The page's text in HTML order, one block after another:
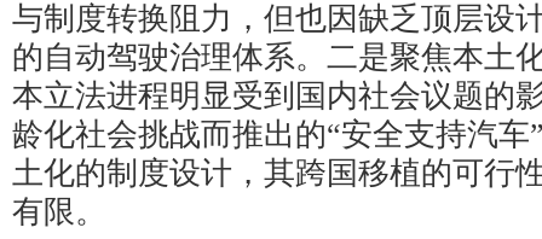
与制度转换阻力，但也因缺乏顶层设
的自动驾驶治理体系。二是聚焦本土
本立法进程明显受到国内社会议题的
龄化社会挑战而推出的“安全支持汽车
土化的制度设计，其跨国移植的可行
有限。